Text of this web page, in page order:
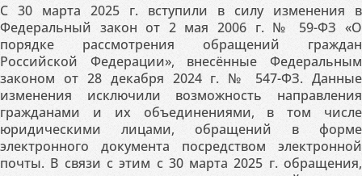
С 30 марта 2025 г. вступили в силу изменения в
Федеральный закон от 2 мая 2006 г. № 59-ФЗ «О
порядке рассмотрения обращений граждан
Российской Федерации», внесённые Федеральным
законом от 28 декабря 2024 г. № 547-ФЗ. Данные
изменения исключили возможность направления
гражданами и их объединениями, в том числе
юридическими лицами, обращений в форме
электронного документа посредством электронной
почты. В связи с этим с 30 марта 2025 г. обращения,